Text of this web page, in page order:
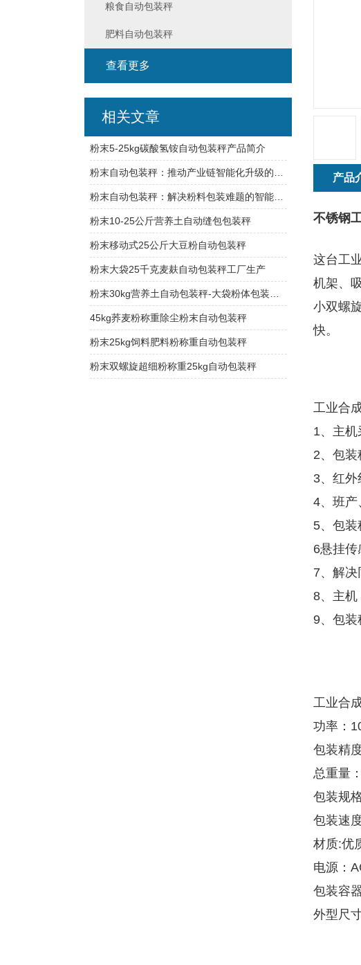
产品
不锈钢
这台工
机架、
小双螺
快。
工业合
1、主
2、包
3、红
4、班产
5、包
6悬挂
7、解
8、主机
9、包装
工业合
功率：
包装精
总重量
包装规
包装速
材质:优
电源：
包装容
外型尺
粮食自动包装秤
肥料自动包装秤
查看更多
相关文章
粉末5-25kg碳酸氢铵自动包装秤产品简介
粉末自动包装秤：解决粉料包装难题的智能方案
粉末10-25公斤营养土自动缝包包装秤
粉末移动式25公斤大豆粉自动包装秤
粉末大袋25千克麦麸自动包装秤工厂生产
45kg荞麦粉称重除尘粉末自动包装秤
粉末25kg饲料肥料粉称重自动包装秤
粉末双螺旋超细粉称重25kg自动包装秤